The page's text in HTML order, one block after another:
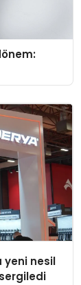
yeni nesil